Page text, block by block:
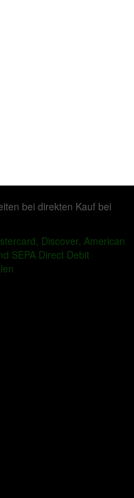
bei direkten Kauf bei